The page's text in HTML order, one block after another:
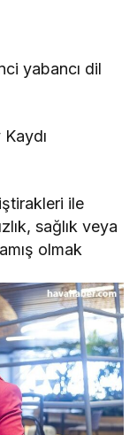
yabancı dil
ile
sağlık veya
olmak